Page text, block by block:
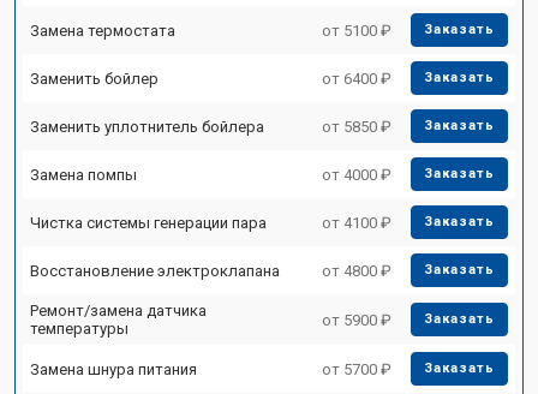
Замена термостата от 5100 ₽ Заказать
Заменить бойлер от 6400 ₽ Заказать
Заменить уплотнитель бойлера от 5850 ₽ Заказать
Замена помпы от 4000 ₽ Заказать
Чистка системы генерации пара от 4100 ₽ Заказать
Восстановление электроклапана от 4800 ₽ Заказать
Ремонт/замена датчика
температуры
от 5900 ₽ Заказать
Замена шнура питания от 5700 ₽ Заказать